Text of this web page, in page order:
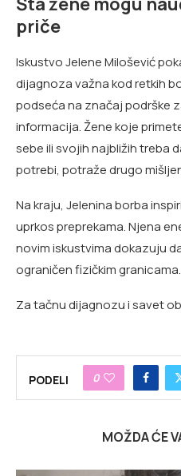
priče
Iskustvo Jelene Milošević
dijagnoza važna kod retkih
podseća na značaj podrške
informacija. Žene koje
sebe ili svojih najbližih treba
potrebi, potraže drugo
Na kraju, Jelenina borba
uprkos preprekama. Njena
novim iskustvima dokazuju
ograničen fizičkim granicama.
Za tačnu dijagnozu i savet
PODELI 0
MOŽDA ĆE